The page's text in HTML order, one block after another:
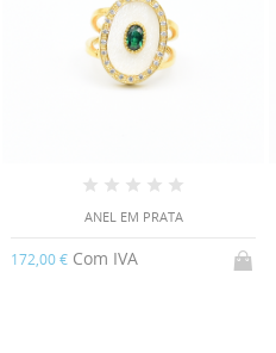
ANEL EM PRATA
172,00 € Com IVA